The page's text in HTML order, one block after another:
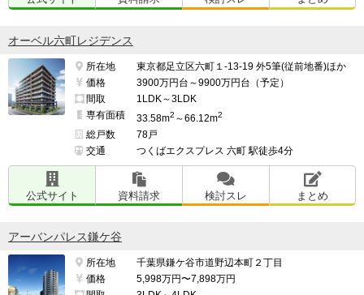
オーベル六町レジデンス
所在地
東京都足立区六町１-13-19 外5筆(従前地番)ほか
価格
3900万円台～9900万円台（予定）
間取
1LDK～3LDK
専有面積
33.58m2 ～66.12m2
総戸数
78戸
交通
つくばエクスプレス 六町 駅徒歩4分
公式サイト 資料請求 検討スレ まとめ
アーバンパレス鎌ケ谷
所在地
千葉県鎌ケ谷市道野辺本町２丁目
価格
5,998万円〜7,898万円